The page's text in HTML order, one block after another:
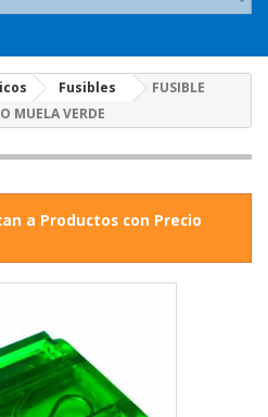
Fusibles
FUSIBLE
MUELA VERDE
a Productos con Precio